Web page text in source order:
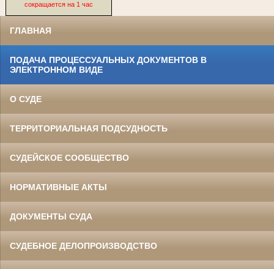
сокращается на 1 час
ГЛАВНАЯ
ПОДАЧА ПРОЦЕССУАЛЬНЫХ ДОКУМЕНТОВ В
ЭЛЕКТРОННОМ ВИДЕ
О СУДЕ
ТЕРРИТОРИАЛЬНАЯ ПОДСУДНОСТЬ
СУДЕЙСКОЕ СООБЩЕСТВО
НОРМАТИВНЫЕ АКТЫ
ДОКУМЕНТЫ СУДА
СУДЕБНОЕ ДЕЛОПРОИЗВОДСТВО